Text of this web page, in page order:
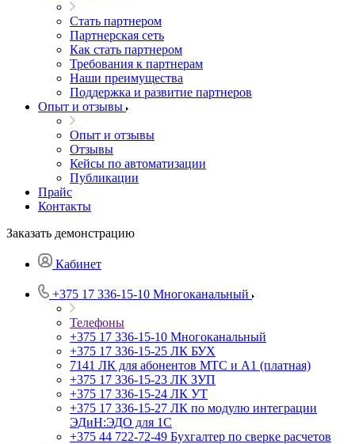
Стать партнером
Партнерская сеть
Как стать партнером
Требования к партнерам
Наши преимущества
Поддержка и развитие партнеров
Опыт и отзывы
Опыт и отзывы
Отзывы
Кейсы по автоматизации
Публикации
Прайс
Контакты
Заказать демонстрацию
Кабинет
+375 17 336-15-10 Многоканальный
Телефоны
+375 17 336-15-10 Многоканальный
+375 17 336-15-25 ЛК БУХ
7141 ЛК для абонентов МТС и А1 (платная)
+375 17 336-15-23 ЛК ЗУП
+375 17 336-15-24 ЛК УТ
+375 17 336-15-27 ЛК по модулю интеграции
ЭДиН:ЭДО для 1С
+375 44 722-72-49 Бухгалтер по сверке расчетов